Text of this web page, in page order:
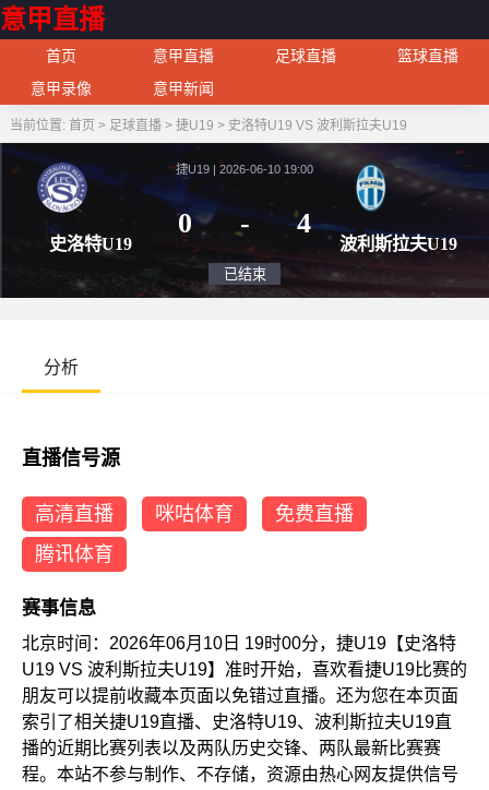
意甲直播
首页 意甲直播 足球直播
篮球直播
意甲录像
意甲新闻
当前位置: 首页 > 足球直播> 捷U19 > 史洛特U19 VS 波利斯拉夫U19
史洛特U19
捷U19 | 2026-06-10 19:00
0
波利斯
分析
直播信号源
高清直播 咪咕体育
免费直播
腾讯体育
赛事信息
北京时间：2026年06月10日 19时00分，捷U19【史洛特
U19 VS 波利斯拉夫U19】准时开始，喜欢看捷U19比赛的
朋友可以提前收藏本页面以免错过直播。还为您在本页面
索引了相关捷U19直播、史洛特U19、波利斯拉夫U19直
播的近期比赛列表以及两队历史交锋、两队最新比赛赛
程。本站不参与制作、不存储，资源由热心网友提供信号